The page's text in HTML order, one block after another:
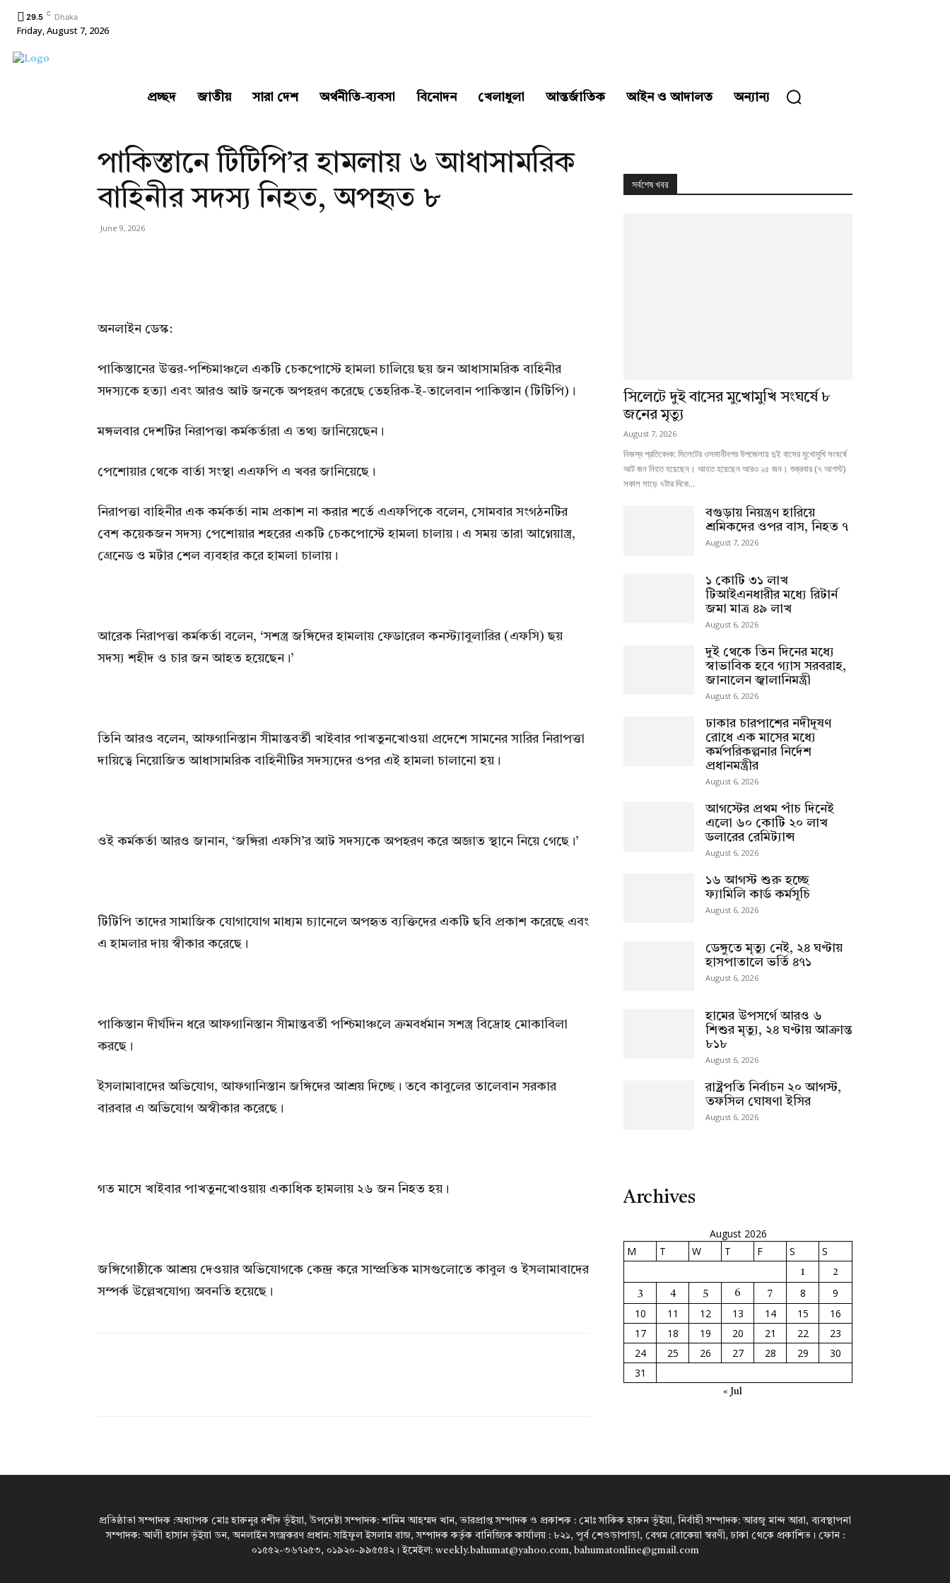
29.5 C Dhaka
Friday, August 7, 2026
প্রচ্ছদ জাতীয় সারা দেশ অর্থনীতি-ব্যবসা বিনোদন খেলাধুলা আন্তর্জাতিক আইন ও আদালত অন্যান্য
পাকিস্তানে টিটিপি’র হামলায় ৬ আধাসামরিক
বাহিনীর সদস্য নিহত, অপহৃত ৮
June 9, 2026
অনলাইন ডেস্ক:
পাকিস্তানের উত্তর-পশ্চিমাঞ্চলে একটি চেকপোস্টে হামলা চালিয়ে ছয় জন আধাসামরিক বাহিনীর
সদস্যকে হত্যা এবং আরও আট জনকে অপহরণ করেছে তেহরিক-ই-তালেবান পাকিস্তান (টিটিপি)।
মঙ্গলবার দেশটির নিরাপত্তা কর্মকর্তারা এ তথ্য জানিয়েছেন।
পেশোয়ার থেকে বার্তা সংস্থা এএফপি এ খবর জানিয়েছে।
নিরাপত্তা বাহিনীর এক কর্মকর্তা নাম প্রকাশ না করার শর্তে এএফপিকে বলেন, সোমবার সংগঠনটির
বেশ কয়েকজন সদস্য পেশোয়ার শহরের একটি চেকপোস্টে হামলা চালায়। এ সময় তারা আগ্নেয়াস্ত্র,
গ্রেনেড ও মর্টার শেল ব্যবহার করে হামলা চালায়।
আরেক নিরাপত্তা কর্মকর্তা বলেন, ‘সশস্ত্র জঙ্গিদের হামলায় ফেডারেল কনস্ট্যাবুলারির (এফসি) ছয়
সদস্য শহীদ ও চার জন আহত হয়েছেন।’
তিনি আরও বলেন, আফগানিস্তান সীমান্তবর্তী খাইবার পাখতুনখোওয়া প্রদেশে সামনের সারির নিরাপত্তা
দায়িত্বে নিয়োজিত আধাসামরিক বাহিনীটির সদস্যদের ওপর এই হামলা চালানো হয়।
ওই কর্মকর্তা আরও জানান, ‘জঙ্গিরা এফসি’র আট সদস্যকে অপহরণ করে অজ্ঞাত স্থানে নিয়ে গেছে।’
টিটিপি তাদের সামাজিক যোগাযোগ মাধ্যম চ্যানেলে অপহৃত ব্যক্তিদের একটি ছবি প্রকাশ করেছে এবং
এ হামলার দায় স্বীকার করেছে।
পাকিস্তান দীর্ঘদিন ধরে আফগানিস্তান সীমান্তবর্তী পশ্চিমাঞ্চলে ক্রমবর্ধমান সশস্ত্র বিদ্রোহ মোকাবিলা
করছে।
ইসলামাবাদের অভিযোগ, আফগানিস্তান জঙ্গিদের আশ্রয় দিচ্ছে। তবে কাবুলের তালেবান সরকার
বারবার এ অভিযোগ অস্বীকার করেছে।
গত মাসে খাইবার পাখতুনখোওয়ায় একাধিক হামলায় ২৬ জন নিহত হয়।
জঙ্গিগোষ্ঠীকে আশ্রয় দেওয়ার অভিযোগকে কেন্দ্র করে সাম্প্রতিক মাসগুলোতে কাবুল ও ইসলামাবাদের
সম্পর্ক উল্লেখযোগ্য অবনতি হয়েছে।
সর্বশেষ খবর
সিলেটে দুই বাসের মুখোমুখি সংঘর্ষে ৮
জনের মৃত্যু
August 7, 2026
নিজস্ব প্রতিবেদক: সিলেটের ওসমানীনগর উপজেলায় দুই বাসের মুখোমুখি সংঘর্ষে
আট জন নিহত হয়েছেন। আহত হয়েছেন আরও ২৫ জন। শুক্রবার (৭ আগস্ট)
সকাল সাড়ে ৭টার দিকে...
বগুড়ায় নিয়ন্ত্রণ হারিয়ে
শ্রমিকদের ওপর বাস, নিহত ৭
August 7, 2026
১ কোটি ৩১ লাখ
টিআইএনধারীর মধ্যে রিটার্ন
জমা মাত্র ৪৯ লাখ
August 6, 2026
দুই থেকে তিন দিনের মধ্যে
স্বাভাবিক হবে গ্যাস সরবরাহ,
জানালেন জ্বালানিমন্ত্রী
August 6, 2026
ঢাকার চারপাশের নদীদূষণ
রোধে এক মাসের মধ্যে
কর্মপরিকল্পনার নির্দেশ
প্রধানমন্ত্রীর
August 6, 2026
আগস্টের প্রথম পাঁচ দিনেই
এলো ৬০ কোটি ২০ লাখ
ডলারের রেমিট্যান্স
August 6, 2026
১৬ আগস্ট শুরু হচ্ছে
ফ্যামিলি কার্ড কর্মসূচি
August 6, 2026
ডেঙ্গুতে মৃত্যু নেই, ২৪ ঘণ্টায়
হাসপাতালে ভর্তি ৪৭১
August 6, 2026
হামের উপসর্গে আরও ৬
শিশুর মৃত্যু, ২৪ ঘণ্টায় আক্রান্ত
৮১৮
August 6, 2026
রাষ্ট্রপতি নির্বাচন ২০ আগস্ট,
তফসিল ঘোষণা ইসির
August 6, 2026
Archives
August 2026
M
T W T F S S
1 2
3 4 5 6 7 8
9
10
11 12 13 14 15
16
17
18 19 20 21 22
23
24
25 26 27 28 29
30
31
« Jul
প্রতিষ্ঠাতা সম্পাদক :অধ্যাপক মোঃ হারুনুর রশীদ ভূঁইয়া, উপদেষ্টা সম্পাদক: শামিম আহম্মদ খান, ভারপ্রাপ্ত সম্পাদক ও প্রকাশক : মোঃ সাকিক হারুন ভূঁইয়া, নির্বাহী সম্পাদক: আরজু মান্দ আরা, ব্যবস্থাপনা
সম্পাদক: আলী হাসান ভূঁইয়া ডন, অনলাইন সংস্ত্রকরণ প্রধান: সাইফুল ইসলাম রাজ, সম্পাদক কর্তৃক বানিজ্যিক কার্যালয় : ৮২১, পূর্ব শেওড়াপাড়া, বেগম রোকেয়া স্বরণী, ঢাকা থেকে প্রকাশিত। ফোন :
০১৫৫২-৩৬৭২৫৩, ০১৯২০-৯৯৫৫৪২। ইমেইল: weekly.bahumat@yahoo.com, bahumatonline@gmail.com